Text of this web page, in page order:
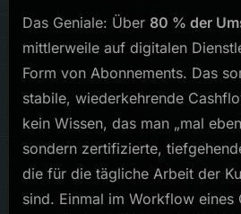
Das Geniale: Über 80 % der
mittlerweile auf digitalen
Form von Abonnements. Das
stabile, wiederkehrende
kein Wissen, das man „mal
sondern zertifizierte,
die für die tägliche Arbeit der
sind. Einmal im Workflow eines